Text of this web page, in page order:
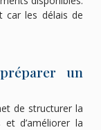
car les délais de
un
de structurer la
et d’améliorer la